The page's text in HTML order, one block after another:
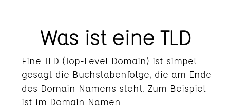
Was ist eine TLD
Eine TLD (Top-Level Domain) ist simpel
gesagt die Buchstabenfolge, die am Ende
des Domain Namens steht. Zum Beispiel
ist im Domain Namen